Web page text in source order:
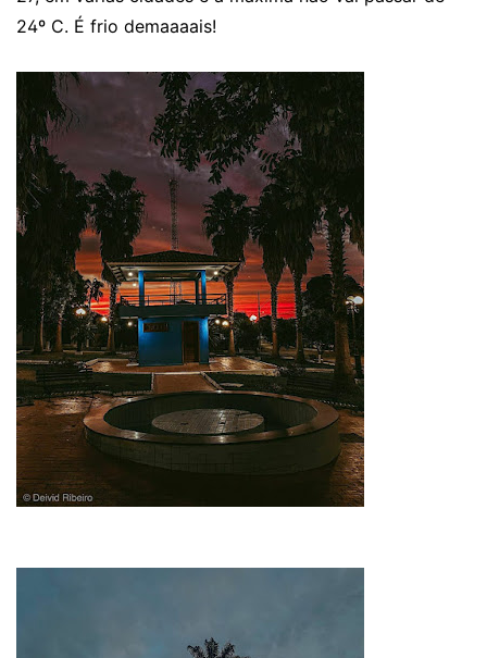
24º C. É frio demaaaais!